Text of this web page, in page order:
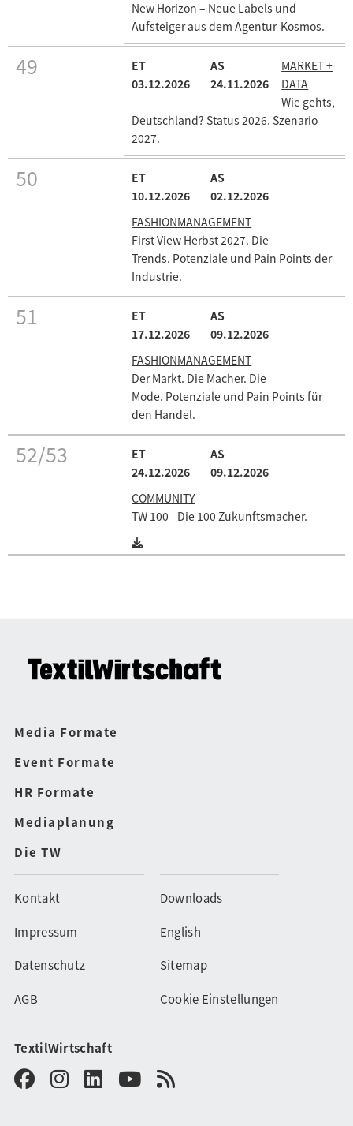
New Horizon – Neue Labels und
Aufsteiger aus dem Agentur-Kosmos.
49
03.12.2026 24.11.2026
MARKET +
DATA
Wie gehts,
Deutschland? Status 2026. Szenario
2027.
50
10.12.2026
02.12.2026
FASHIONMANAGEMENT
First View Herbst 2027. Die
Trends. Potenziale und Pain Points der
Industrie.
51
17.12.2026
09.12.2026
FASHIONMANAGEMENT
Der Markt. Die Macher. Die
Mode. Potenziale und Pain Points für
den Handel.
52/53
24.12.2026
09.12.2026
COMMUNITY
TW 100 - Die 100 Zukunftsmacher.
Media Formate
Event Formate
HR Formate
Mediaplanung
Die TW
Kontakt
Impressum
Datenschutz
AGB
Downloads
English
Sitemap
Cookie Einstellungen
TextilWirtschaft